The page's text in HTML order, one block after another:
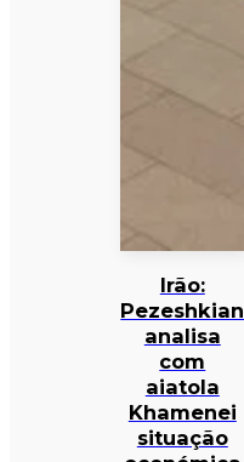
Irão:
Pezeshkian
analisa
com
aiatola
Khamenei
situação